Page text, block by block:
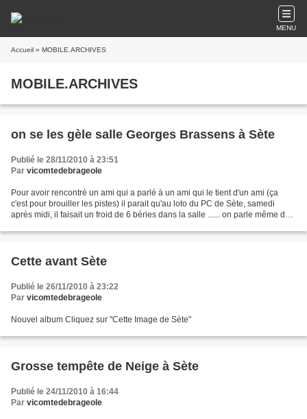
MENU
Accueil » MOBILE.ARCHIVES
MOBILE.ARCHIVES
on se les gèle salle Georges Brassens à Sète
Publié le 28/11/2010 à 23:51
Par vicomtedebrageole
Pour avoir rencontré un ami qui a parlé à un ami qui le tient d'un ami (ça
c'est pour brouiller les pistes) il parait qu'au loto du PC de Sète, samedi
après midi, il faisait un froid de 6 béries dans la salle ...... on parle même de
Cette avant Sète
Publié le 26/11/2010 à 23:22
Par vicomtedebrageole
Nouvel album Cliquez sur "Cette Image de Sète"
Grosse tempête de Neige à Sète
Publié le 24/11/2010 à 16:44
Par vicomtedebrageole